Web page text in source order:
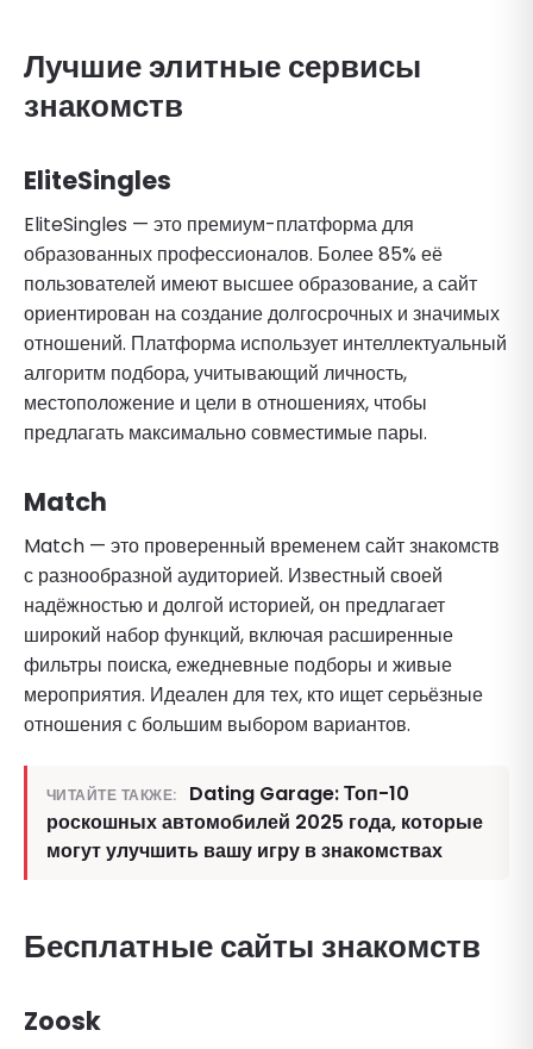
Лучшие элитные сервисы
знакомств
EliteSingles
EliteSingles — это премиум-платформа для
образованных профессионалов. Более 85% её
пользователей имеют высшее образование, а сайт
ориентирован на создание долгосрочных и значимых
отношений. Платформа использует интеллектуальный
алгоритм подбора, учитывающий личность,
местоположение и цели в отношениях, чтобы
предлагать максимально совместимые пары.
Match
Match — это проверенный временем сайт знакомств
с разнообразной аудиторией. Известный своей
надёжностью и долгой историей, он предлагает
широкий набор функций, включая расширенные
фильтры поиска, ежедневные подборы и живые
мероприятия. Идеален для тех, кто ищет серьёзные
отношения с большим выбором вариантов.
ЧИТАЙТЕ ТАКЖЕ:
Dating Garage: Топ-10
роскошных автомобилей 2025 года, которые
могут улучшить вашу игру в знакомствах
Бесплатные сайты знакомств
Zoosk